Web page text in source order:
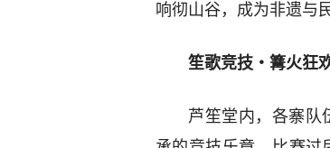
响彻山谷，成为非遗与
笙歌竞技・篝火狂
芦笙堂内，各寨队